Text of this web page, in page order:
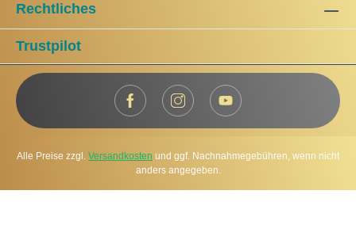
Rechtliches
Trustpilot
Alle Preise zzgl. Versandkosten und ggf. Nachnahmegebühren, wenn nicht
anders angegeben.